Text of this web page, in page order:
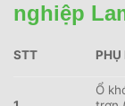
nghiệp
STT PHỤ
Ổ